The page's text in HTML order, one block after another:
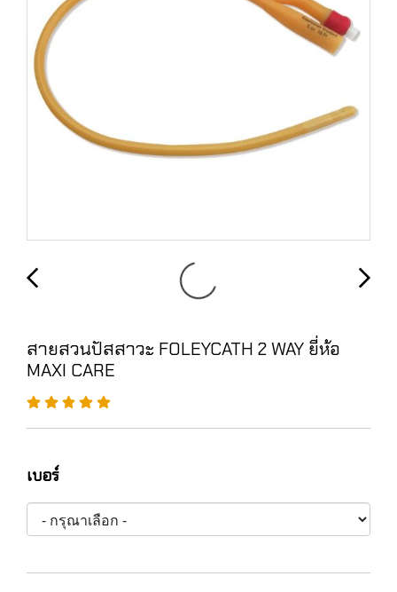
สายสวนปัสสาวะ FOLEYCATH 2 WAY ยี่ห้อ
MAXI CARE
เบอร์